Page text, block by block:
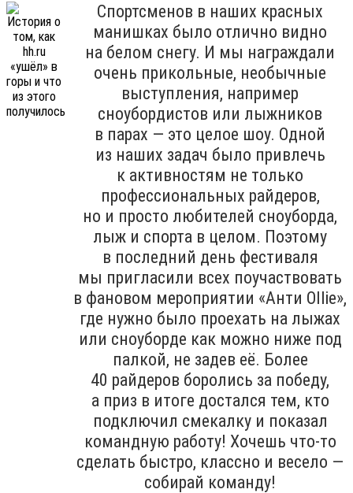
Спортсменов в наших красных
манишках было отлично видно
на белом снегу. И мы награждали
очень прикольные, необычные
выступления, например
сноубордистов или лыжников
в парах — это целое шоу. Одной
из наших задач было привлечь
к активностям не только
профессиональных райдеров,
но и просто любителей сноуборда,
лыж и спорта в целом. Поэтому
в последний день фестиваля
мы пригласили всех поучаствовать
в фановом мероприятии «Анти Ollie»,
где нужно было проехать на лыжах
или сноуборде как можно ниже под
палкой, не задев её. Более
40 райдеров боролись за победу,
а приз в итоге достался тем, кто
подключил смекалку и показал
командную работу! Хочешь что-то
сделать быстро, классно и весело —
собирай команду!